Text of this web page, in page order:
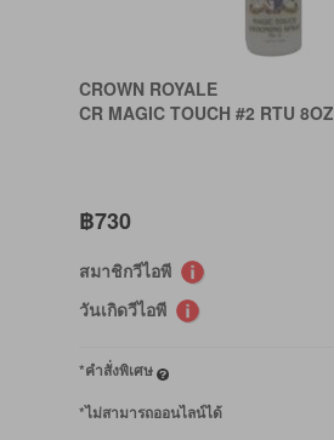
CROWN ROYALE
CR MAGIC TOUCH #2 RTU 8OZ
฿730
สมาชิกวีไอพี
วันเกิดวีไอพี
*คำสั่งพิเศษ
*ไม่สามารถออนไลน์ได้